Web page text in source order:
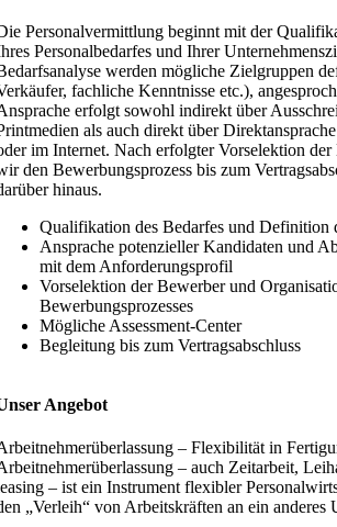
Perso­nal­ver­mittlung beginnt mit der
Perso­nal­be­darfes und Ihrer
werden mögliche Zielgruppen
fachliche Kennt­nisse etc.),
erfolgt sowohl indirekt über
als auch direkt über
im Internet. Nach erfolgter Vorse­lektion der
den Bewer­bungs­prozess bis zum
hinaus.
Quali­fi­kation des Bedarfes und Definition
Ansprache poten­zi­eller Kandi­daten und
mit dem Anforderungsprofil
Vorse­lektion der Bewerber und
Bewerbungsprozesses
Mögliche Assessment-Center
Begleitung bis zum Vertragsabschluss
Angebot
– Flexi­bi­lität in
– auch Zeitarbeit,
– ist ein Instrument flexibler
„Verleih“ von Arbeits­kräften an ein anderes